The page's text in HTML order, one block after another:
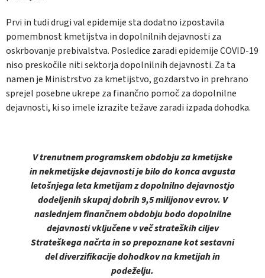
Prvi in tudi drugi val epidemije sta dodatno izpostavila
pomembnost kmetijstva in dopolnilnih dejavnosti za
oskrbovanje prebivalstva. Posledice zaradi epidemije COVID-19
niso preskočile niti sektorja dopolnilnih dejavnosti. Za ta
namen je Ministrstvo za kmetijstvo, gozdarstvo in prehrano
sprejel posebne ukrepe za finančno pomoč za dopolnilne
dejavnosti, ki so imele izrazite težave zaradi izpada dohodka.
V trenutnem programskem obdobju za kmetijske
in nekmetijske dejavnosti je bilo do konca avgusta
letošnjega leta kmetijam z dopolnilno dejavnostjo
dodeljenih skupaj dobrih 9,5 milijonov evrov. V
naslednjem finančnem obdobju bodo dopolnilne
dejavnosti vključene v več strateških ciljev
Strateškega načrta in so prepoznane kot sestavni
del diverzifikacije dohodkov na kmetijah in
podeželju.